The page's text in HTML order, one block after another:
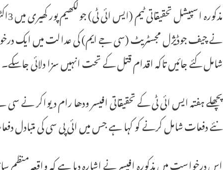
شامل کئے جائیں تاکہ اقدام قتل کے تحت انہیں سزا دلائی جاسکے۔
پچھلے ہفتہ ایس ائی ٹی کے تحقیقاتی افیسر ودھا رام دیواکر
نئے دفعات شامل کرنے کو کہا ہے جس میں ائی پی سی کی متبادل دفعات 179‘’338اور304شامل کرنے کو
اس درخواست میں مذکورہ افیسر نے اشارہ دیا ہے کہ واقعہ